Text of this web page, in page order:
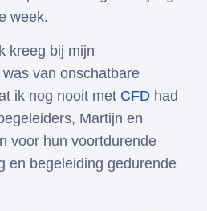
week.
kreeg bij mijn
van onschatbare
ik nog nooit met CFD had
Martijn en
voor hun voortdurende
en begeleiding gedurende